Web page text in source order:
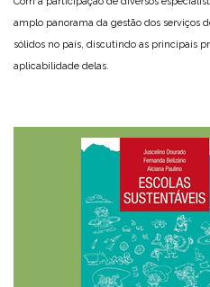
amplo panorama da gestão dos serviços
sólidos no país, discutindo as principais
aplicabilidade delas.